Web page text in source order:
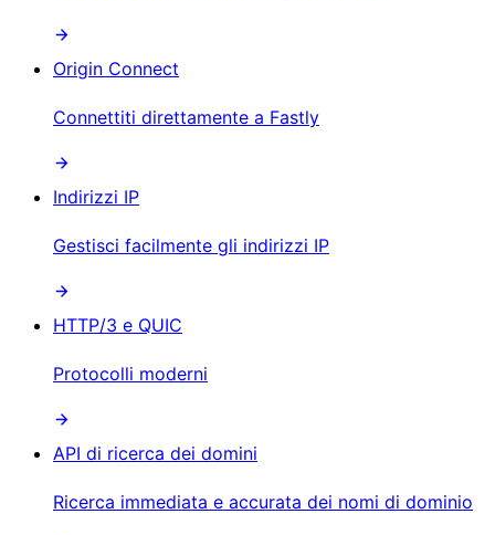
Origin Connect
Connettiti direttamente a Fastly
Indirizzi IP
Gestisci facilmente gli indirizzi IP
HTTP/3 e QUIC
Protocolli moderni
API di ricerca dei domini
Ricerca immediata e accurata dei nomi di dominio